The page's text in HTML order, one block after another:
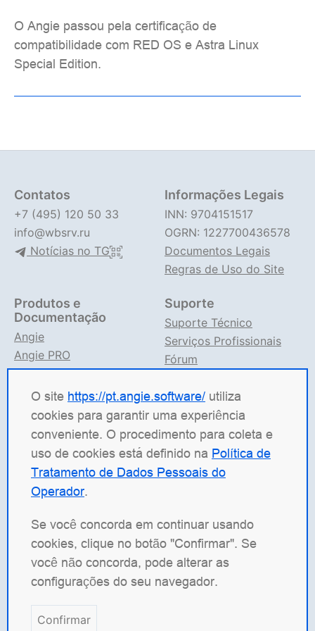
O Angie passou pela certificação de
compatibilidade com RED OS e Astra Linux
Special Edition.
O site https://pt.angie.software/ utiliza
cookies para garantir uma experiência
conveniente. O procedimento para coleta e
uso de cookies está definido na Política de
Tratamento de Dados Pessoais do
Operador.
Se você concorda em continuar usando
cookies, clique no botão "Confirmar". Se
você não concorda, pode alterar as
configurações do seu navegador.
Confirmar
Contatos
+7 (495) 120 50 33
info@wbsrv.ru
Notícias no TG
Informações Legais
INN: 9704151517
OGRN: 1227700436578
Documentos Legais
Regras de Uso do Site
Produtos e
Documentação
Angie
Angie PRO
ANIC
Documentação Angie
Suporte
Suporte Técnico
Serviços Profissionais
Fórum
Angie Software(Web Server, LLC) é uma empresa
russa de TI especializada em soluções para sistemas
de alta carga. Nossos produtos incluem a plataforma
de balanceamento de carga
Delivery Controller), o servidor web
Angie Ingress Controller(ANIC), uma solução de
gerenciamento de tráfego para aplicações
conteinerizadas em Kubernetes. Temos especial
orgulho do nosso servidor web de código aberto
, desenvolvido como um fork do nginx com o